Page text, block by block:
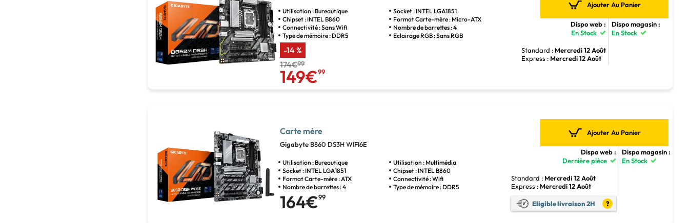
Utilisation : Bureautique
Socket : INTEL LGA1851
Chipset : INTEL B860
Format Carte-mère : Micro-ATX
Connectivité : Sans Wifi
Nombre de barrettes : 4
Type de mémoire : DDR5
Eclairage RGB : Sans RGB
-14 %
174€99
149€99
Ajouter Au Panier
Dispo web :
En Stock
Standard : Mercredi 12 Août
Express : Mercredi 12 Août
Dispo magasin :
En Stock
Carte mère
Gigabyte B860 DS3H WIFI6E
Utilisation : Bureautique
Utilisation : Multimédia
Socket : INTEL LGA1851
Chipset : INTEL B860
Format Carte-mère : ATX
Connectivité : Wifi
Nombre de barrettes : 4
Type de mémoire : DDR5
164€99
Ajouter Au Panier
Dispo web :
Dernière pièce
Standard : Mercredi 12 Août
Express : Mercredi 12 Août
Eligible livraison 2H ?
Dispo magasin :
En Stock